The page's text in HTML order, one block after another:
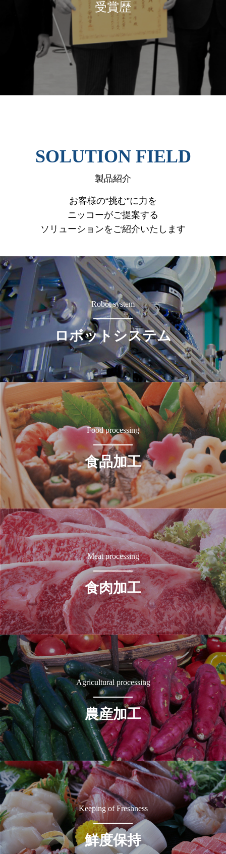
受賞歴
SOLUTION FIELD
製品紹介
お客様の“挑む”に力を
ニッコーがご提案する
ソリューションをご紹介いたします
Robot system
ロボットシステム
Food processing
食品加工
Meat processing
食肉加工
Agricultural processing
農産加工
Keeping of Freshness
鮮度保持